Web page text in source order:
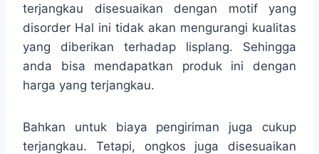
terjangkau disesuaikan dengan motif yang
disorder Hal ini tidak akan mengurangi kualitas
yang diberikan terhadap lisplang. Sehingga
anda bisa mendapatkan produk ini dengan
harga yang terjangkau.
Bahkan untuk biaya pengiriman juga cukup
terjangkau. Tetapi, ongkos juga disesuaikan